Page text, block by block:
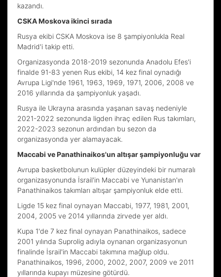
kazandı.
CSKA Moskova ikinci sırada
Rusya ekibi CSKA Moskova ise 8 şampiyonlukla Real
Madrid'i takip etti.
Organizasyonda 2018-2019 sezonunda Anadolu Efes'i
finalde 91-83 yenen Rus ekibi, 14 kez final oynadığı
Avrupa Ligi'nde 1961, 1963, 1969, 1971, 2006, 2008 ve
2016 yıllarında da şampiyonluk yaşadı.
Rusya ile Ukrayna arasında yaşanan savaş nedeniyle
2021-2022 sezonunda ligden ihraç edilen Rus takımları,
2022-2023 sezonun ardından bu sezon da
organizasyonda yer alamayacak.
Maccabi ve Panathinaikos'un altışar şampiyonluğu var
Avrupa basketbolunun kulüpler düzeyindeki bir numaralı
organizasyonunda İsrail'in Maccabi ve Yunanistan'ın
Panathinaikos takımları altışar şampiyonluk elde etti.
Ligde 15 kez final oynayan Maccabi, 1977, 1981, 2001,
2004, 2005 ve 2014 yıllarında zirvede yer aldı.
Kupa 1'de 7 kez final oynayan Panathinaikos, sadece
2001 yılında Suprolig adıyla oynanan organizasyonun
finalinde İsrail'in Maccabi takımına mağlup oldu.
Panathinaikos, 1996, 2000, 2002, 2007, 2009 ve 2011
yıllarında kupayı müzesine götürdü.